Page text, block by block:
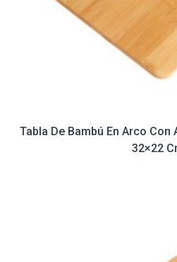
Tabla De Bambú En Arco
32×22